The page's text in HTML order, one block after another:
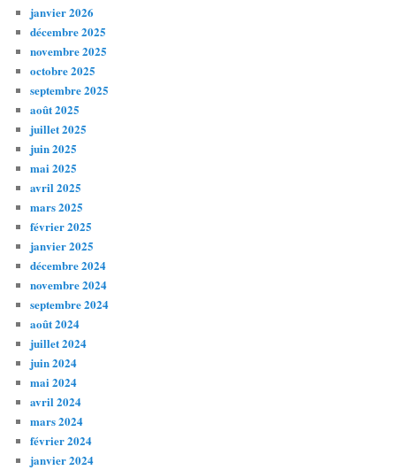
janvier 2026
décembre 2025
novembre 2025
octobre 2025
septembre 2025
août 2025
juillet 2025
juin 2025
mai 2025
avril 2025
mars 2025
février 2025
janvier 2025
décembre 2024
novembre 2024
septembre 2024
août 2024
juillet 2024
juin 2024
mai 2024
avril 2024
mars 2024
février 2024
janvier 2024